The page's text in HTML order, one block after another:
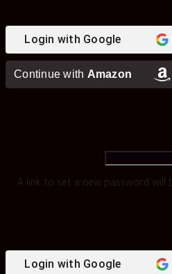
Login with Google
Continue with Amazon
A link to set a new password will
Login with Google